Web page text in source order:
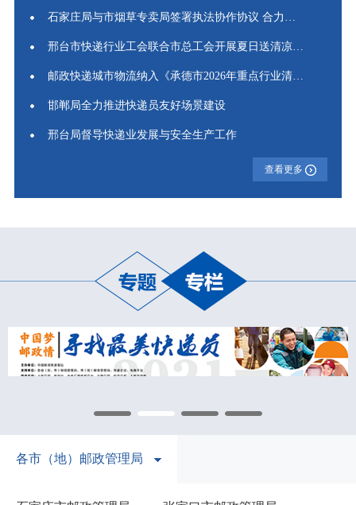
邢台市快递行业工会联合市总工会开展夏日送清凉慰问活动
邮政快递城市物流纳入《承德市2026年重点行业清洁运输比例...
邯郸局全力推进快递员友好场景建设
邢台局督导快递业发展与安全生产工作
查看更多
各市（地）邮政管理局